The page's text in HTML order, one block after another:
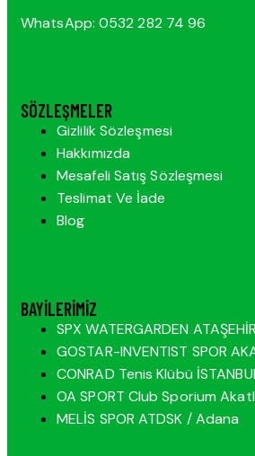
WhatsApp: 0532 282 74 96
SÖZLEŞMELER
Gizlilik Sözleşmesi
Hakkımızda
Mesafeli Satış Sözleşmesi
Teslimat Ve İade
Blog
BAYILERIMIZ
SPX WATERGARDEN
GOSTAR-INVENTIST SPOR
CONRAD Tenis Klübü
OA SPORT Club Sporium
MELİS SPOR ATDSK / Adana